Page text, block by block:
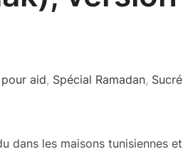
aid, Spécial Ramadan, Sucré
dans les maisons tunisiennes et